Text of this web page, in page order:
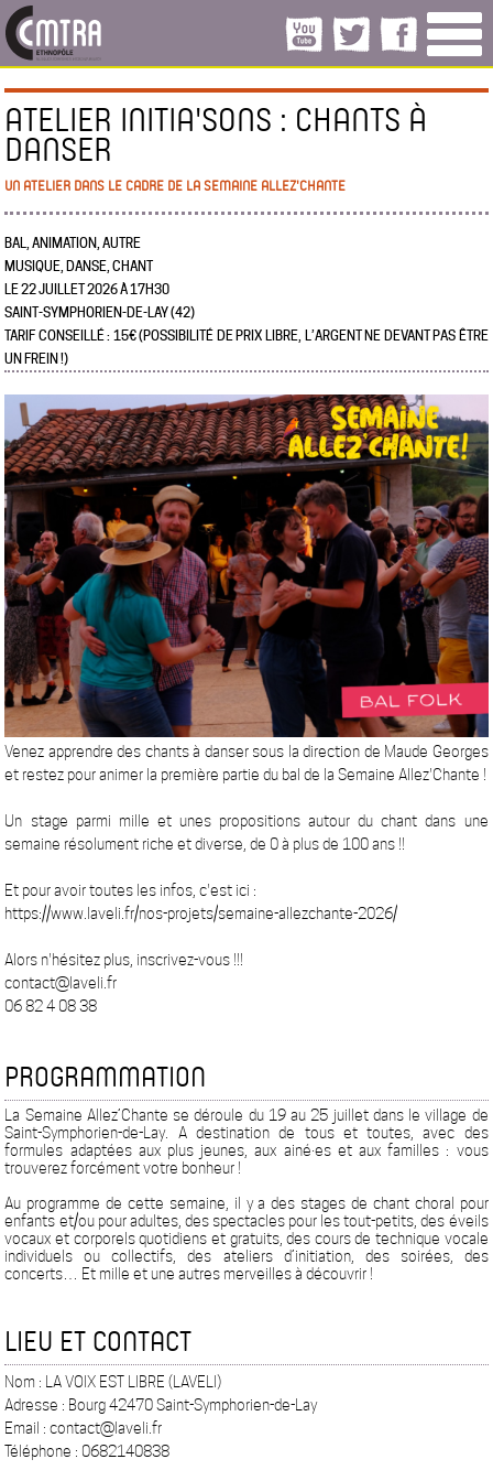
ATELIER INITIA'SONS : CHANTS À
DANSER
UN ATELIER DANS LE CADRE DE LA SEMAINE ALLEZ'CHANTE
BAL, ANIMATION, AUTRE
MUSIQUE, DANSE, CHANT
LE 22 JUILLET 2026 À 17H30
SAINT-SYMPHORIEN-DE-LAY (42)
TARIF CONSEILLÉ : 15€ (POSSIBILITÉ DE PRIX LIBRE, L’ARGENT NE DEVANT PAS ÊTRE
UN FREIN !)
Venez apprendre des chants à danser sous la direction de Maude Georges
et restez pour animer la première partie du bal de la Semaine Allez'Chante !
Un stage parmi mille et unes propositions autour du chant dans une
semaine résolument riche et diverse, de 0 à plus de 100 ans !!
Et pour avoir toutes les infos, c'est ici :
https://www.laveli.fr/nos-projets/semaine-allezchante-2026/
Alors n'hésitez plus, inscrivez-vous !!!
contact@laveli.fr
06 82 4 08 38
PROGRAMMATION
La Semaine Allez’Chante se déroule du 19 au 25 juillet dans le village de
Saint-Symphorien-de-Lay. A destination de tous et toutes, avec des
formules adaptées aux plus jeunes, aux ainé·es et aux familles : vous
trouverez forcément votre bonheur !
Au programme de cette semaine, il y a des stages de chant choral pour
enfants et/ou pour adultes, des spectacles pour les tout-petits, des éveils
vocaux et corporels quotidiens et gratuits, des cours de technique vocale
individuels ou collectifs, des ateliers d’initiation, des soirées, des
concerts… Et mille et une autres merveilles à découvrir !
LIEU ET CONTACT
Nom : LA VOIX EST LIBRE (LAVELI)
Adresse : Bourg 42470 Saint-Symphorien-de-Lay
Email : contact@laveli.fr
Téléphone : 0682140838